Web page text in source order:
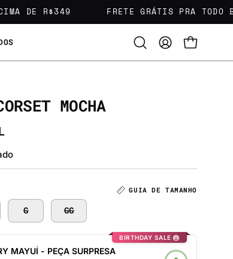
DE R$349 FRETE GRÁTIS PRA TODO
Abra
a
MINHA
CONTA
CARRINHO
MOCHA
GUIA DE TAMANHO
G GG
BIRTHDAY SALE 🎂
MAYUÍ - PEÇA SURPRESA